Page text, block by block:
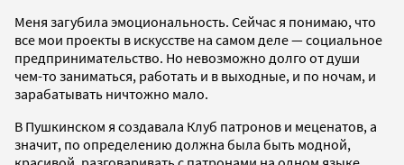
Меня загубила эмоциональность. Сейчас я понимаю, что
все мои проекты в искусстве на самом деле — социальное
предпринимательство. Но невозможно долго от души
чем-то заниматься, работать и в выходные, и по ночам, и
зарабатывать ничтожно мало.
В Пушкинском я создавала Клуб патронов и меценатов, а
значит, по определению должна была быть модной,